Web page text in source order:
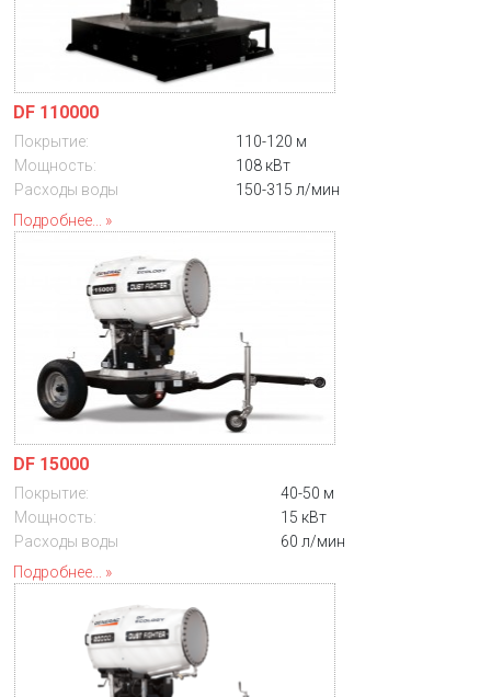
DF 110000
Покрытие:
110-120 м
Мощность:
108 кВт
Расходы воды
150-315 л/мин
Подробнее...
DF 15000
Покрытие:
40-50 м
Мощность:
15 кВт
Расходы воды
60 л/мин
Подробнее...